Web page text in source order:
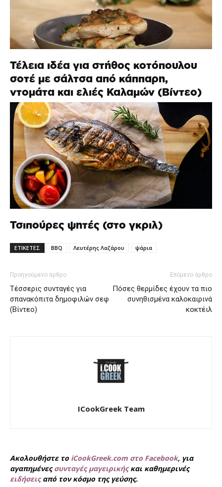
Τέλεια ιδέα για στήθος κοτόπουλου
σοτέ με σάλτσα από κάππαρη,
ντομάτα και ελιές Καλαμών (Βίντεο)
Τσιπούρες ψητές (στο γκριλ)
ΕΤΙΚΕΤΕΣ BBQ Λευτέρης Λαζάρου ψάρια
Προηγούμενο άρθρο
Τέσσερις συνταγές για
σπανακόπιτα δημοφιλών σεφ
(Βίντεο)
Επόμενο άρθρο
Πόσες θερμίδες έχουν τα πιο
συνηθισμένα καλοκαιρινά
κοκτέιλ
ICookGreek Team
Ακολουθήστε το iCookGreek.com στο Facebook, για
αγαπημένεςσυνταγές μαγειρικήςκαι καθημερινές
ειδήσειςαπό τον κόσμο της γεύσης.